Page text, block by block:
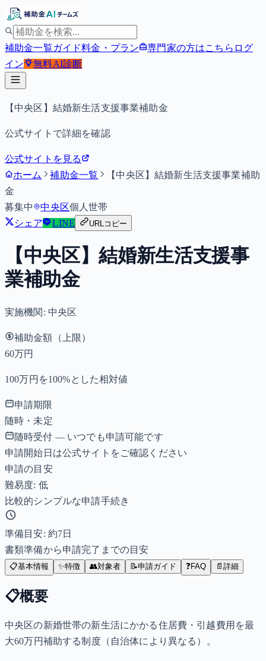
補助金一覧ガイド料金・プラン 専門家の方はこちら ログ
イン
無料AI診断
【中央区】結婚新生活支援事業補助金
公式サイトで詳細を確認
公式サイトを見る
ホーム
補助金一覧
【中央区】結婚新生活支援事業補助
金
募集中
中央区個人世帯
シェア
LINE URLコピー
【中央区】結婚新生活支援事
業補助金
実施機関: 中央区
補助金額（上限）
60万円
100万円を100%とした相対値
申請期限
随時・未定
随時受付 — いつでも申請可能です
申請開始日は公式サイトをご確認ください
申請の目安
難易度: 低
比較的シンプルな申請手続き
準備目安: 約7日
書類準備から申請完了までの目安
📋基本情報 ✨特徴 👥対象者 📝申請ガイド ❓FAQ 📄 詳細
📋概要
中央区の新婚世帯の新生活にかかる住居費・引越費用を最
大60万円補助する制度（自治体により異なる）。